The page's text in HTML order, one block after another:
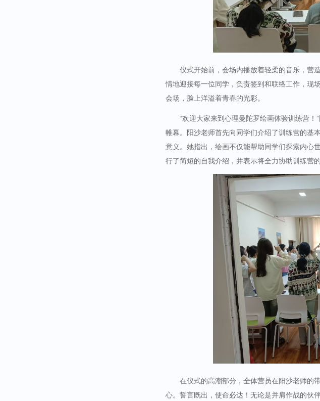
仪式开始前，会场内播放着轻柔的音乐，营
情地迎接每一位同学，负责签到和联络工作，现
会场，脸上洋溢着青春的光彩。
“欢迎大家来到心理曼陀罗绘画体验训练营
帷幕。阳沙老师首先向同学们介绍了训练营的基
意义。她指出，绘画不仅能帮助同学们探索内心
行了简短的自我介绍，并表示将全力协助训练营
在仪式的高潮部分，全体营员在阳沙老师的
心。誓言既出，使命必达！无论是并肩作战的伙